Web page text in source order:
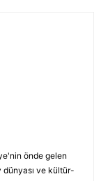
önde gelen
dünyası ve kültür-